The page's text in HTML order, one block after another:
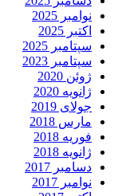
نوامبر 2025
اکتبر 2025
سپتامبر 2025
سپتامبر 2023
ژوئن 2020
ژانویه 2020
جولای 2019
مارس 2018
فوریه 2018
ژانویه 2018
دسامبر 2017
نوامبر 2017